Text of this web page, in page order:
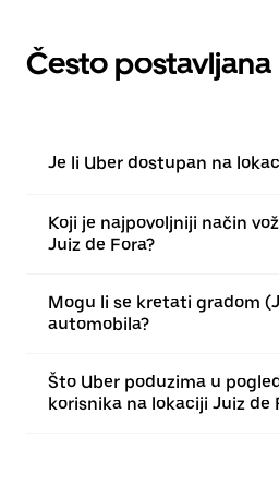
Često
Je li Uber dostupan na
Koji je najpovoljniji način
Juiz de Fora?
Mogu li se kretati gradom
automobila?
Što Uber poduzima u
korisnika na lokaciji Juiz de